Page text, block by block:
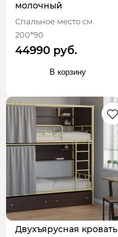
молочный
Спальное место см
200*90
44990 руб.
В корзину
Двухъярусная кровать